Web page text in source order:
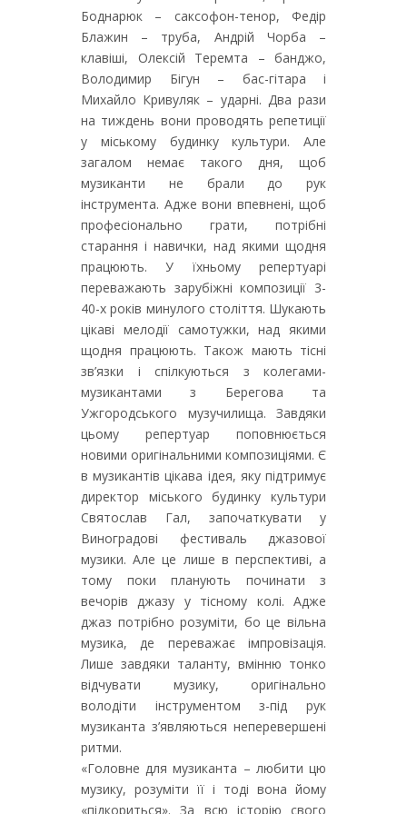
Боднарюк – саксофон-тенор, Федір
Блажин – труба, Андрій Чорба –
клавіші, Олексій Теремта – банджо,
Володимир Бігун – бас-гітара і
Михайло Кривуляк – ударні. Два рази
на тиждень вони проводять репетиції
у міському будинку культури. Але
загалом немає такого дня, щоб
музиканти не брали до рук
інструмента. Адже вони впевнені, щоб
професіонально грати, потрібні
старання і навички, над якими щодня
працюють. У їхньому репертуарі
переважають зарубіжні композиції 3-
40-х років минулого століття. Шукають
цікаві мелодії самотужки, над якими
щодня працюють. Також мають тісні
зв’язки і спілкуються з колегами-
музикантами з Берегова та
Ужгородського музучилища. Завдяки
цьому репертуар поповнюється
новими оригінальними композиціями. Є
в музикантів цікава ідея, яку підтримує
директор міського будинку культури
Святослав Гал, започаткувати у
Виноградові фестиваль джазової
музики. Але це лише в перспективі, а
тому поки планують починати з
вечорів джазу у тісному колі. Адже
джаз потрібно розуміти, бо це вільна
музика, де переважає імпровізація.
Лише завдяки таланту, вмінню тонко
відчувати музику, оригінально
володіти інструментом з-під рук
музиканта з’являються неперевершені
ритми.
«Головне для музиканта – любити цю
музику, розуміти її і тоді вона йому
«підкориться». За всю історію свого